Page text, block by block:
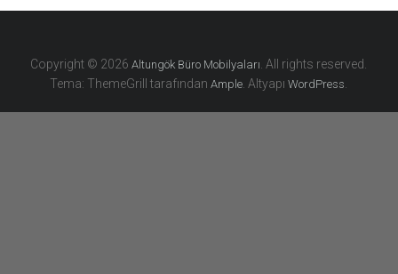
Copyright © 2026Altungök Büro Mobilyaları . All rights reserved.
Tema: ThemeGrill tarafındanAmple . AltyapıWordPress